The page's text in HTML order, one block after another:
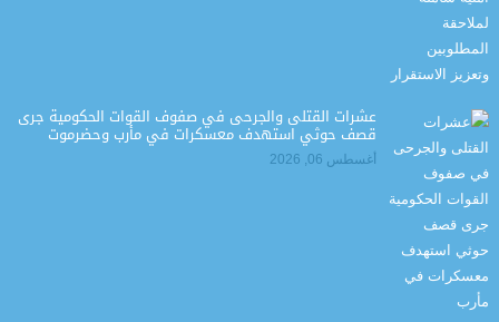
عشرات القتلى والجرحى في صفوف القوات الحكومية جرى
قصف حوثي استهدف معسكرات في مأرب وحضرموت
أغسطس 06, 2026